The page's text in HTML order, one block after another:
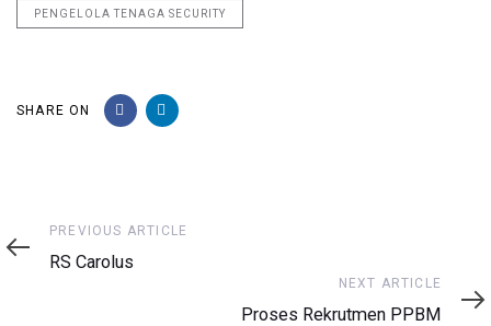
PENGELOLA TENAGA SECURITY
SHARE ON
Previous
Article
PREVIOUS ARTICLE
RS Carolus
Article
NEXT ARTICLE
Proses Rekrutmen PPBM